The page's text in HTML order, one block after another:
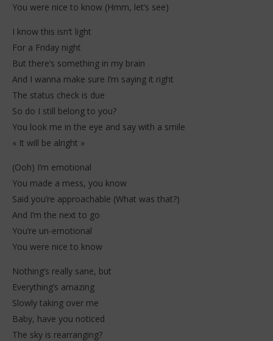
You were nice to know (Hmm, let’s see)
I know this isn’t light
For a Friday night
But there’s something in my brain
And I wanna make sure I’m saying it right
The status check is due
So do I still belong to you?
You look me in the eye and say with a smile
« It will be alright »
(Ooh) I’m emotional
You made a mess, you know
Said you’re approachable (What was that?)
And I’m the next to go
You’re un-emotional
You were nice to know
Nothing’s really sane, but
Everything’s amazing
Slowly taking over me
Baby, have you noticed
The sky is rearranging?